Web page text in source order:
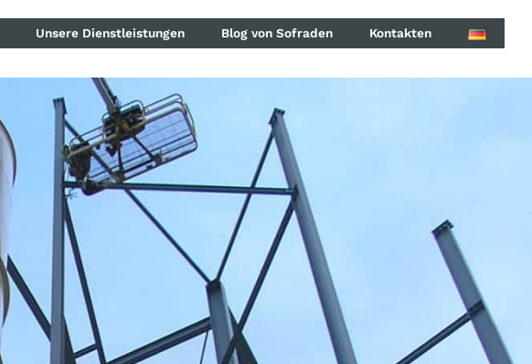
Unsere Dienstleistungen Blog von Sofraden Kontakten